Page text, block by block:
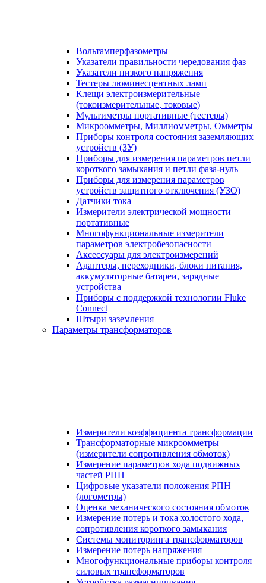
Вольтамперфазометры
Указатели правильности чередования фаз
Указатели низкого напряжения
Тестеры люминесцентных ламп
Клещи электроизмерительные
(токоизмерительные, токовые)
Мультиметры портативные (тестеры)
Микроомметры, Миллиомметры, Омметры
Приборы контроля состояния заземляющих
устройств (ЗУ)
Приборы для измерения параметров петли
короткого замыкания и петли фаза-нуль
Приборы для измерения параметров
устройств защитного отключения (УЗО)
Датчики тока
Измерители электрической мощности
портативные
Многофункциональные измерители
параметров электробезопасности
Аксессуары для электроизмерений
Адаптеры, переходники, блоки питания,
аккумуляторные батареи, зарядные
устройства
Приборы с поддержкой технологии Fluke
Connect
Штыри заземления
Параметры трансформаторов
Измерители коэффициента трансформации
Трансформаторные микроомметры
(измерители сопротивления обмоток)
Измерение параметров хода подвижных
частей РПН
Цифровые указатели положения РПН
(логометры)
Оценка механического состояния обмоток
Измерение потерь и тока холостого хода,
сопротивления короткого замыкания
Системы мониторинга трансформаторов
Измерение потерь напряжения
Многофункциональные приборы контроля
силовых трансформаторов